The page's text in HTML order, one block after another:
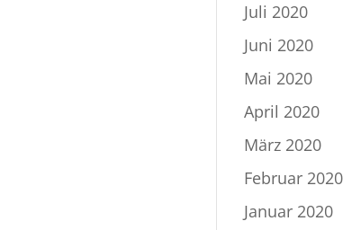
Juli 2020
Juni 2020
Mai 2020
April 2020
März 2020
Februar 2020
Januar 2020